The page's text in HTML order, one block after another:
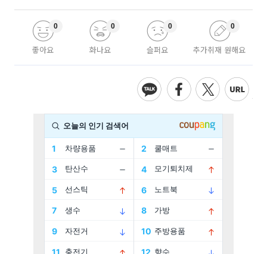
좋아요
0
화나요
0
슬퍼요
0
추가취재 원해요
0